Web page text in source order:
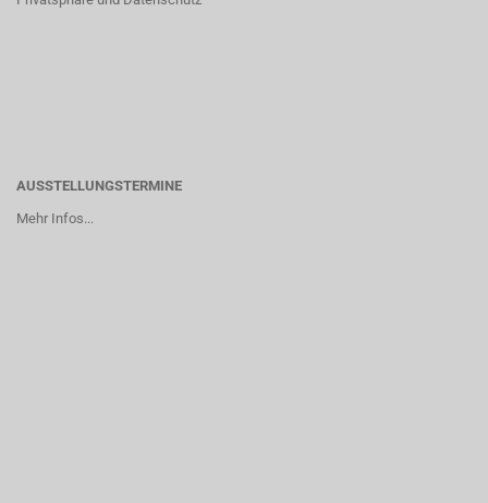
AUSSTELLUNGSTERMINE
Mehr Infos...